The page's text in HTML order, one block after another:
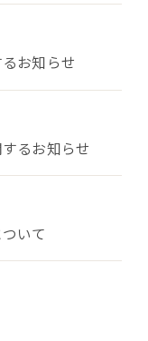
お知らせ
るお知らせ
いて